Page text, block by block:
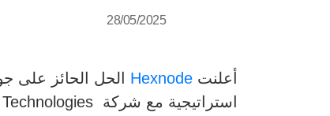
28/05/2025
أعلنت Hexnode
استراتيجية مع شركة VAD Technologies